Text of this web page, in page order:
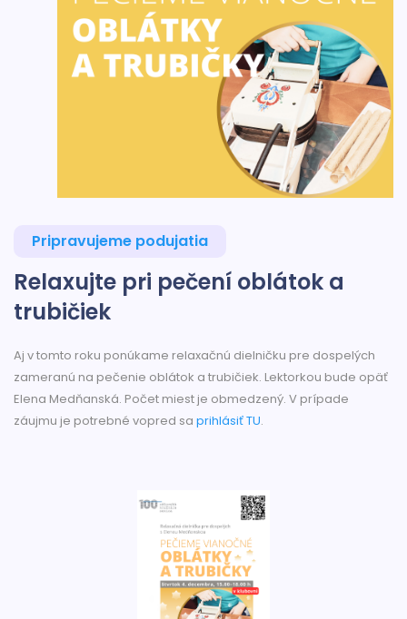
Pripravujeme podujatia
Relaxujte pri pečení oblátok a
trubičiek
Aj v tomto roku ponúkame relaxačnú dielničku pre dospelých
zameranú na pečenie oblátok a trubičiek. Lektorkou bude opäť
Elena Medňanská. Počet miest je obmedzený. V prípade
záujmu je potrebné vopred sa prihlásiť TU.